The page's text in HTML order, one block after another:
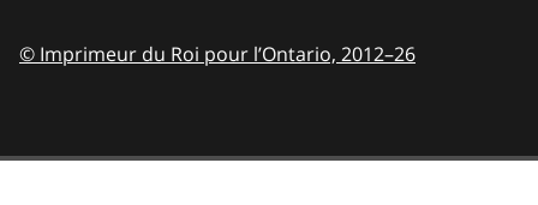
© Imprimeur du Roi pour l’Ontario, 2012–26